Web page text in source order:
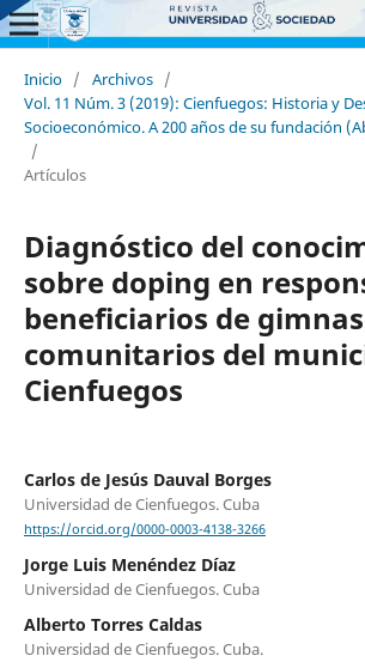
Inicio / Archivos /
Vol. 11 Núm. 3 (2019): Cienfuegos: Historia y
Socioeconómico. A 200 años de su fundación
/
Artículos
Diagnóstico del
sobre doping en
beneficiarios de
comunitarios del
Cienfuegos
Carlos de Jesús Dauval Borges
Universidad de Cienfuegos. Cuba
https://orcid.org/0000-0003-4138-3266
Jorge Luis Menéndez Díaz
Universidad de Cienfuegos. Cuba
Alberto Torres Caldas
Universidad de Cienfuegos. Cuba.